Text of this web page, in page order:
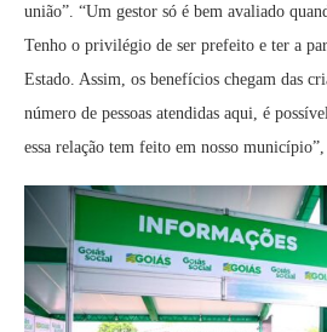
união”. “Um gestor só é bem avaliado
Tenho o privilégio de ser prefeito e ter a
Estado. Assim, os benefícios chegam das
número de pessoas atendidas aqui, é
essa relação tem feito em nosso